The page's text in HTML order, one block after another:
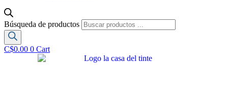
Búsqueda de productos
C$0.00 0 Cart